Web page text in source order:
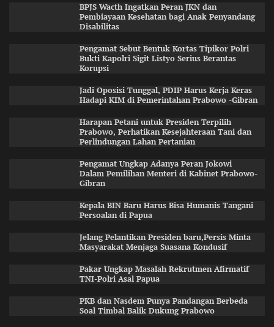
BPJS Wacth Ingatkan Peran JKN dan
Pembiayaan Kesehatan bagi Anak Penyandang
Disabilitas
Pengamat Sebut Bentuk Kortas Tipikor Polri
Bukti Kapolri Sigit Listyo Serius Berantas
Korupsi
Jadi Oposisi Tunggal, PDIP Harus Kerja Keras
Hadapi KIM di Pemerintahan Prabowo -Gibran
Harapan Petani untuk Presiden Terpilih
Prabowo, Perhatikan Kesejahteraan Tani dan
Perlindungan Lahan Pertanian
Pengamat Ungkap Adanya Peran Jokowi
Dalam Pemilihan Menteri di Kabinet Prabowo-
Gibran
Kepala BIN Baru Harus Bisa Humanis Tangani
Persoalan di Papua
Jelang Pelantikan Presiden baru,Persis Minta
Masyarakat Menjaga Suasana Kondusif
Pakar Ungkap Masalah Rekrutmen Afirmatif
TNI-Polri Asal Papua
PKB dan Nasdem Punya Pandangan Berbeda
Soal Timbal Balik Dukung Prabowo